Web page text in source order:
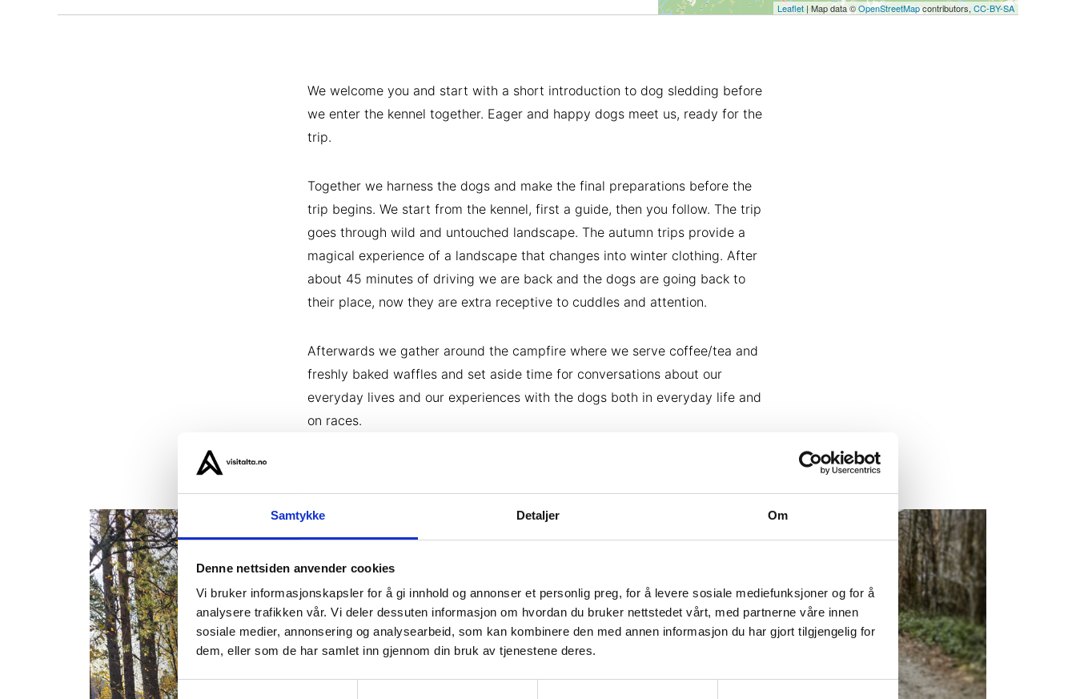
Samtykke Detaljer Om
Denne nettsiden anvender cookies
Vi bruker informasjonskapsler for å gi innhold og annonser et personlig preg, for å levere sosiale mediefunksjoner og for å
analysere trafikken vår. Vi deler dessuten informasjon om hvordan du bruker nettstedet vårt, med partnerne våre innen
sosiale medier, annonsering og analysearbeid, som kan kombinere den med annen informasjon du har gjort tilgjengelig for
dem, eller som de har samlet inn gjennom din bruk av tjenestene deres.
Samtykkevalg
Leaflet | Map data ©OpenStreetMapcontributors, CC-BY-SA
We welcome you and start with a short introduction to dog sledding before
we enter the kennel together. Eager and happy dogs meet us, ready for the
trip.
Together we harness the dogs and make the final preparations before the
trip begins. We start from the kennel, first a guide, then you follow. The trip
goes through wild and untouched landscape. The autumn trips provide a
magical experience of a landscape that changes into winter clothing. After
about 45 minutes of driving we are back and the dogs are going back to
their place, now they are extra receptive to cuddles and attention.
Afterwards we gather around the campfire where we serve coffee/tea and
freshly baked waffles and set aside time for conversations about our
everyday lives and our experiences with the dogs both in everyday life and
on races.